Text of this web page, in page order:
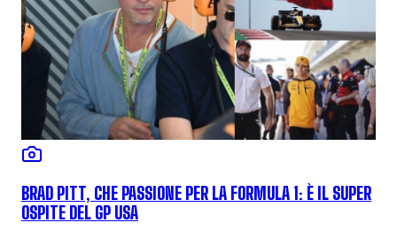
BRAD PITT, CHE PASSIONE PER LA FORMULA 1: È IL SUPER
OSPITE DEL GP USA